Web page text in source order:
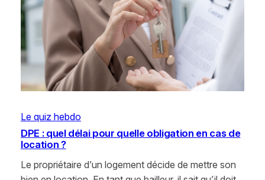
Le quiz hebdo
DPE : quel délai pour quelle obligation en cas de
location ?
Le propriétaire d’un logement décide de mettre son